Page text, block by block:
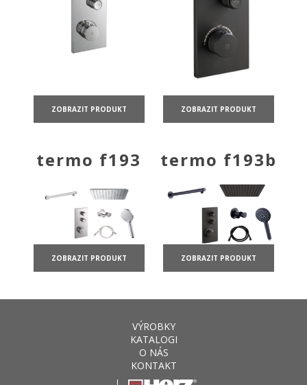
ZOBRAZIT PRODUKT ZOBRAZIT PRODUKT
termo f193
ZOBRAZIT PRODUKT
termo f193b
ZOBRAZIT PRODUKT
VÝROBKY
KATALOGI
O NÁS
KONTAKT